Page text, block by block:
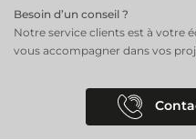
Besoin d’un conseil ?
Notre service clients est à votre
vous accompagner dans vos